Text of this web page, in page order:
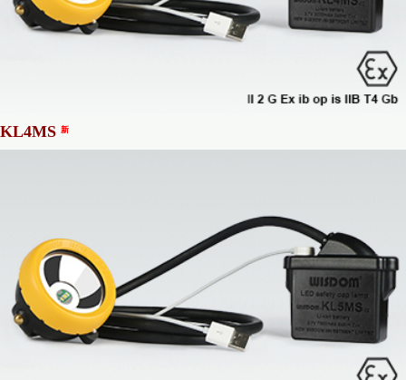
KL4MS 新